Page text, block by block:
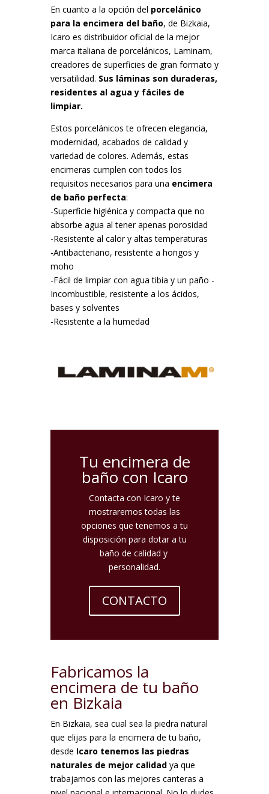
En cuanto a la opción del porcelánico
para la encimera del baño, de Bizkaia,
Icaro es distribuidor oficial de la mejor
marca italiana de porcelánicos, Laminam,
creadores de superficies de gran formato y
versatilidad. Sus láminas son duraderas,
residentes al agua y fáciles de
limpiar.
Estos porcelánicos te ofrecen elegancia,
modernidad, acabados de calidad y
variedad de colores. Además, estas
encimeras cumplen con todos los
requisitos necesarios para una encimera
de baño perfecta:
-Superficie higiénica y compacta que no
absorbe agua al tener apenas porosidad
-Resistente al calor y altas temperaturas
-Antibacteriano, resistente a hongos y
moho
-Fácil de limpiar con agua tibia y un paño -
Incombustible, resistente a los ácidos,
bases y solventes
-Resistente a la humedad
Tu encimera de
baño con Icaro
Contacta con Icaro y te
mostraremos todas las
opciones que tenemos a tu
disposición para dotar a tu
baño de calidad y
personalidad.
CONTACTO
Fabricamos la
encimera de tu baño
en Bizkaia
En Bizkaia, sea cual sea la piedra natural
que elijas para la encimera de tu baño,
desde Icaro tenemos las piedras
naturales de mejor calidad ya que
trabajamos con las mejores canteras a